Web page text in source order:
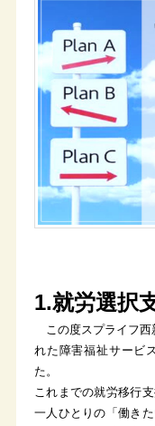
1.就労選択
この度スプライフ西
れた障害福祉サービ
た。
これまでの就労移行
一人ひとりの「働き